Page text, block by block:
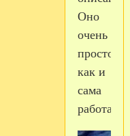
Оно
очень
простое,
как и
сама
работа.